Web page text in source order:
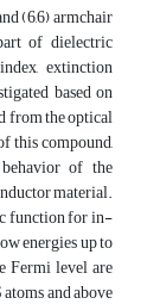
(6,6) armchair
of dielectric
extinction
based on
from the optical
this compound,
of the
material.
function for in-
energies up to
Fermi level are
and above